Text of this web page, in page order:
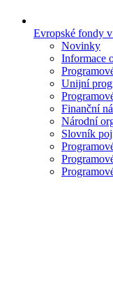
Evropské fondy
Novinky
Informace
Unijní
Finanční
Národní
Slovník